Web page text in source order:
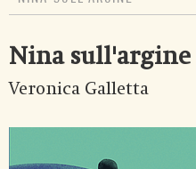
Nina sull'argine
Veronica Galletta